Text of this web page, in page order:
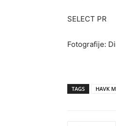
SELECT PR
Fotografije:
TAGS HAVK